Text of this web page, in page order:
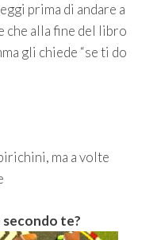
prima di andare a
che alla fine del libro
gli chiede “se ti do
ma a volte
te?